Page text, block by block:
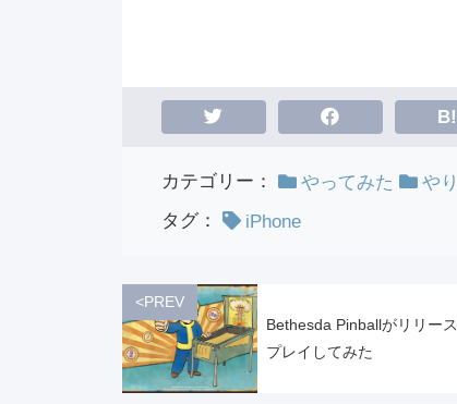
B!
カテゴリー： やってみた
や
タグ：
iPhone
<PREV
Bethesda Pinballがリリー
プレイしてみた